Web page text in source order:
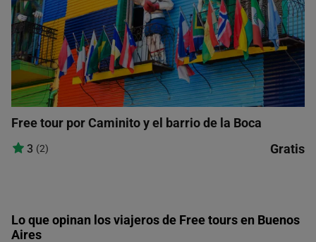
Free tour por Caminito y el barrio de la Boca
3 (2) Gratis
Lo que opinan los viajeros de Free tours en Buenos
Aires